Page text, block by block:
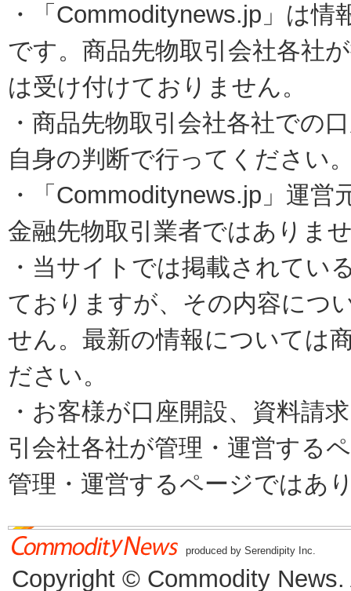
・「Commoditynews.jp」は
です。商品先物取引会社各社
は受け付けておりません。
・商品先物取引会社各社での
自身の判断で行ってください
・「Commoditynews.jp」運
金融先物取引業者ではありま
・当サイトでは掲載されてい
ておりますが、その内容につ
せん。最新の情報については
ださい。
・お客様が口座開設、資料請
引会社各社が管理・運営する
管理・運営するページではあ
produced by Serendipity Inc.
Copyright © Commodity